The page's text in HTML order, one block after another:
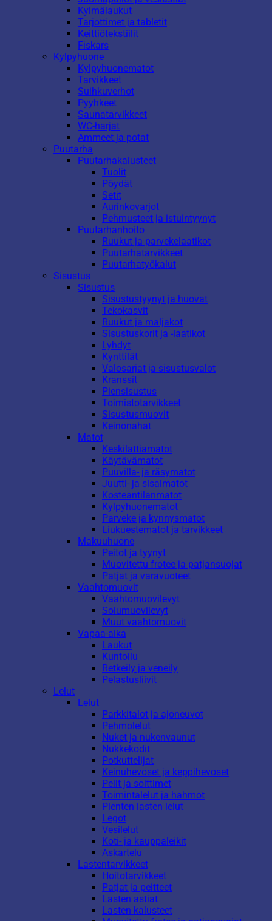
Kylmälaukut
Tarjottimet ja tabletit
Keittiötekstiilit
Fiskars
Kylpyhuone
Kylpyhuonematot
Tarvikkeet
Suihkuverhot
Pyyhkeet
Saunatarvikkeet
WC-harjat
Ammeet ja potat
Puutarha
Puutarhakalusteet
Tuolit
Pöydät
Setit
Aurinkovarjot
Pehmusteet ja istuintyynyt
Puutarhanhoito
Ruukut ja parvekelaatikot
Puutarhatarvikkeet
Puutarhatyökalut
Sisustus
Sisustus
Sisustustyynyt ja huovat
Tekokasvit
Ruukut ja maljakot
Sisustuskorit ja -laatikot
Lyhdyt
Kynttilät
Valosarjat ja sisustusvalot
Kranssit
Piensisustus
Toimistotarvikkeet
Sisustusmuovit
Keinonahat
Matot
Keskilattiamatot
Käytävämatot
Puuvilla- ja räsymatot
Juutti- ja sisalmatot
Kosteantilanmatot
Kylpyhuonematot
Parveke ja kynnysmatot
Liukuestematot ja tarvikkeet
Makuuhuone
Peitot ja tyynyt
Muovitettu frotee ja patjansuojat
Patjat ja varavuoteet
Vaahtomuovit
Vaahtomuovilevyt
Solumuovilevyt
Muut vaahtomuovit
Vapaa-aika
Laukut
Kuntoilu
Retkeily ja veneily
Pelastusliivit
Lelut
Lelut
Parkkitalot ja ajoneuvot
Pehmolelut
Nuket ja nukenvaunut
Nukkekodit
Potkuttelijat
Keinuhevoset ja keppihevoset
Pelit ja soittimet
Toimintalelut ja hahmot
Pienten lasten lelut
Legot
Vesilelut
Koti- ja kauppaleikit
Askartelu
Lastentarvikkeet
Hoitotarvikkeet
Patjat ja peitteet
Lasten astiat
Lasten kalusteet